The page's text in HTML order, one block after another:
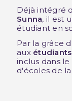
Déjà intégré
Sunna, il est
étudiant en
Par la grâce
aux
inclus dans
d'écoles de la